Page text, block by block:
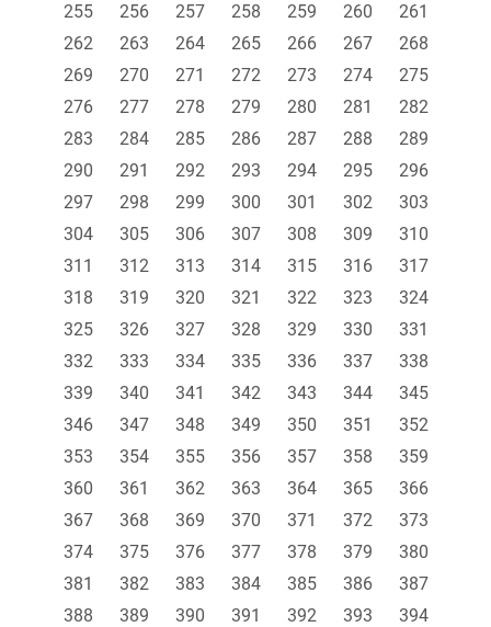
255
256 257 258 259 260
261
262
263 264 265 266 267
268
269
270 271 272 273 274
275
276
277 278 279 280 281
282
283
284 285 286 287 288
289
290
291 292 293 294 295
296
297
298 299 300 301 302
303
304
305 306 307 308 309
310
311
312 313 314 315 316
317
318
319 320 321 322 323
324
325
326 327 328 329 330
331
332
333 334 335 336 337
338
339
340 341 342 343 344
345
346
347 348 349 350 351
352
353
354 355 356 357 358
359
360
361 362 363 364 365
366
367
368 369 370 371 372
373
374
375 376 377 378 379
380
381
382 383 384 385 386
387
388
389 390 391 392 393
394